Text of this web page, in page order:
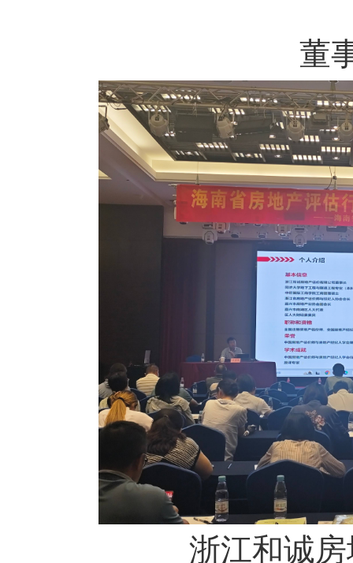
董
浙江和诚